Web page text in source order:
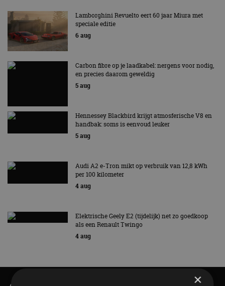
Lamborghini Revuelto eert 60 jaar Miura met
speciale editie
6 aug
Carbon fibre op je laadkabel: nergens voor nodig,
en precies daarom geweldig
5 aug
Hennessey Blackbird krijgt atmosferische V8 en
handbak: soms is eenvoud leuker
5 aug
Audi A2 e-Tron mikt op verbruik van 12,8 kWh
per 100 kilometer
4 aug
Elektrische Geely E2 (tijdelijk) net zo goedkoop
als een Renault Twingo
4 aug
×